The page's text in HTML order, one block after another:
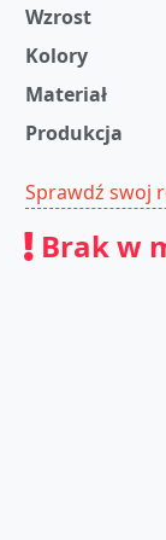
Wzrost
Kolory
Materiał
Produkcja
Sprawdź swoj
Brak w